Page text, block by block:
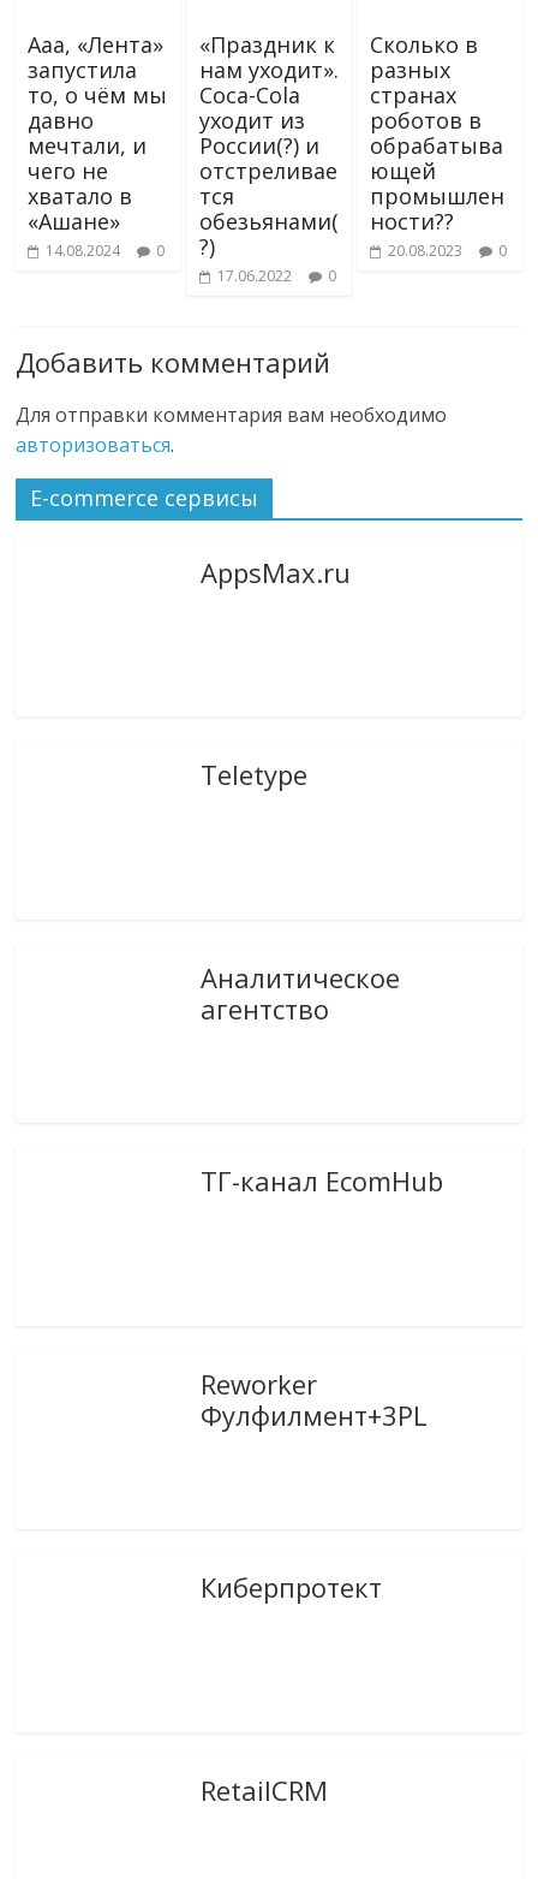
Ааа, «Лента»
запустила
то, о чём мы
давно
мечтали, и
чего не
хватало в
«Ашане»
14.08.2024 0
«Праздник к
нам уходит».
Coca-Cola
уходит из
России(?) и
отстреливае
тся
обезьянами(
?)
17.06.2022 0
Сколько в
разных
странах
роботов в
обрабатыва
ющей
промышлен
ности??
20.08.2023 0
Добавить комментарий
Для отправки комментария вам необходимо
авторизоваться.
E-commerce сервисы
AppsMax.ru
Teletype
Аналитическое
агентство
ТГ-канал EcomHub
Reworker
Фулфилмент+3PL
Киберпротект
RetailCRM